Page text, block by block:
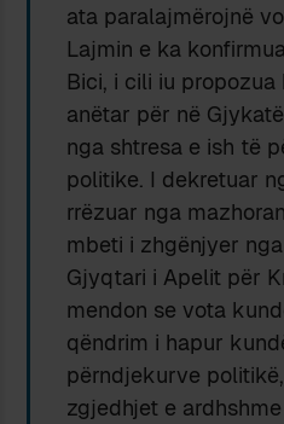
ata paralajmërojnë
Lajmin e ka
Bici, i cili iu
anëtar për në
nga shtresa e ish të
politike. I dekretuar
rrëzuar nga
mbeti i zhgënjyer
Gjyqtari i Apelit për
mendon se vota
qëndrim i hapur
përndjekurve
zgjedhjet e